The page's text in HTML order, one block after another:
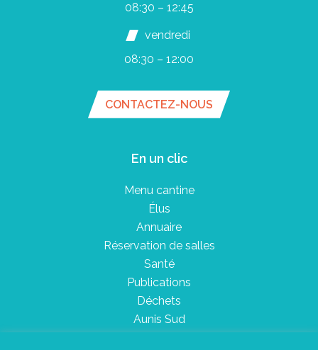
08:30 – 12:45
vendredi
08:30 – 12:00
CONTACTEZ-NOUS
En un clic
Menu cantine
Élus
Annuaire
Réservation de salles
Santé
Publications
Déchets
Aunis Sud